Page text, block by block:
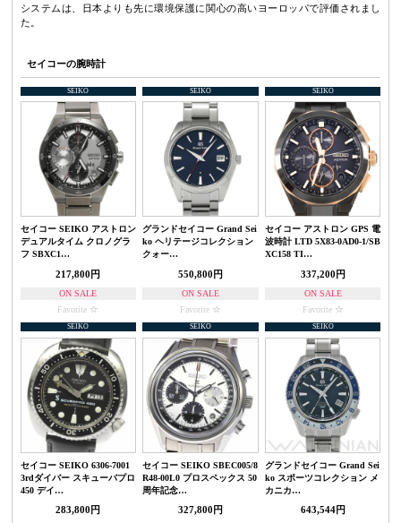
システムは、日本よりも先に環境保護に関心の高いヨーロッパで評価されまし
た。
セイコーの腕時計
SEIKO
セイコー SEIKO アストロン
デュアルタイム クロノグラ
フ SBXC1…
217,800円
ON SALE
Favorite
SEIKO
グランドセイコー Grand Sei
ko ヘリテージコレクション
クォー…
550,800円
ON SALE
Favorite
SEIKO
セイコー アストロン GPS 電
波時計 LTD 5X83-0AD0-1/SB
XC158 TI…
337,200円
ON SALE
Favorite
SEIKO
セイコー SEIKO 6306-7001
3rdダイバー スキューバプロ
450 デイ…
283,800円
SEIKO
セイコー SEIKO SBEC005/8
R48-00L0 プロスペックス 50
周年記念…
327,800円
SEIKO
グランドセイコー Grand Sei
ko スポーツコレクション メ
カニカ…
643,544円